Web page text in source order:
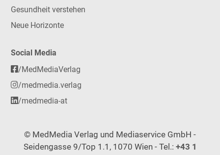
Gesundheit verstehen
Neue Horizonte
Social Media
/MedMediaVerlag
/medmedia.verlag
/medmedia-at
© MedMedia Verlag und Mediaservice GmbH -
Seidengasse 9/Top 1.1, 1070 Wien - Tel.: +43 1